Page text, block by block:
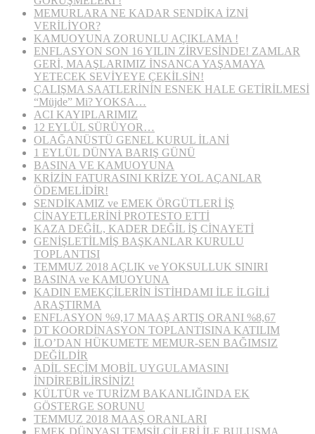
MEMURLARA NE KADAR SENDİKA İZNİ
VERİLİYOR?
KAMUOYUNA ZORUNLU AÇIKLAMA !
ENFLASYON SON 16 YILIN ZİRVESİNDE! ZAMLAR
GERİ, MAAŞLARIMIZ İNSANCA YAŞAMAYA
YETECEK SEVİYEYE ÇEKİLSİN!
ÇALIŞMA SAATLERİNİN ESNEK HALE GETİRİLMESİ
“Müjde” Mi? YOKSA…
ACI KAYIPLARIMIZ
12 EYLÜL SÜRÜYOR…
OLAĞANÜSTÜ GENEL KURUL İLANİ
1 EYLÜL DÜNYA BARIŞ GÜNÜ
BASINA VE KAMUOYUNA
KRİZİN FATURASINI KRİZE YOL AÇANLAR
ÖDEMELİDİR!
SENDİKAMIZ ve EMEK ÖRGÜTLERİ İŞ
CİNAYETLERİNİ PROTESTO ETTİ
KAZA DEĞİL, KADER DEĞİL İŞ CİNAYETİ
GENİŞLETİLMİŞ BAŞKANLAR KURULU
TOPLANTISI
TEMMUZ 2018 AÇLIK ve YOKSULLUK SINIRI
BASINA ve KAMUOYUNA
KADIN EMEKÇİLERİN İSTİHDAMI İLE İLGİLİ
ARAŞTIRMA
ENFLASYON %9,17 MAAŞ ARTIŞ ORANI %8,67
DT KOORDİNASYON TOPLANTISINA KATILIM
İLO’DAN HÜKUMETE MEMUR-SEN BAĞIMSIZ
DEĞİLDİR
ADİL SEÇİM MOBİL UYGULAMASINI
İNDİREBİLİRSİNİZ!
KÜLTÜR ve TURİZM BAKANLIĞINDA EK
GÖSTERGE SORUNU
TEMMUZ 2018 MAAŞ ORANLARI
EMEK DÜNYASI TEMSİLCİLERİ İLE BULUŞMA